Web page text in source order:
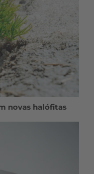
novas halófitas